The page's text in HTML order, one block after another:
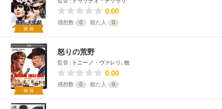
映画
0.00
感想数 0 観た人 0
映画
怒りの荒野
監督 トニーノ・ヴァレリ､他
0.00
感想数 0 観た人 0